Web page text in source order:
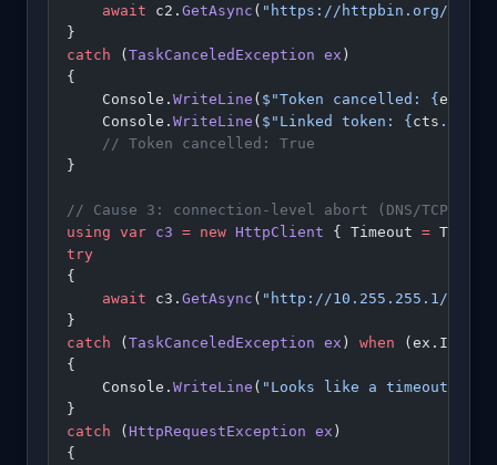
    await
c2. GetAsync ( "https://httpbin.org/
}
catch (TaskCanceledException ex )
{
    Console.
WriteLine ( $"Token cancelled: {ex
    Console.
WriteLine ( $"Linked token: {cts .
    // Token cancelled: True
}
// Cause 3: connection-level abort (DNS/TCP/
using var c3 = new HttpClient { Timeout =
try
{
    await
c3. GetAsync ( "http://10.255.255.1/"
}
catch (TaskCanceledException ex ) when
{
    Console.
WriteLine ( "Looks like a timeout,
}
catch (HttpRequestException ex )
{